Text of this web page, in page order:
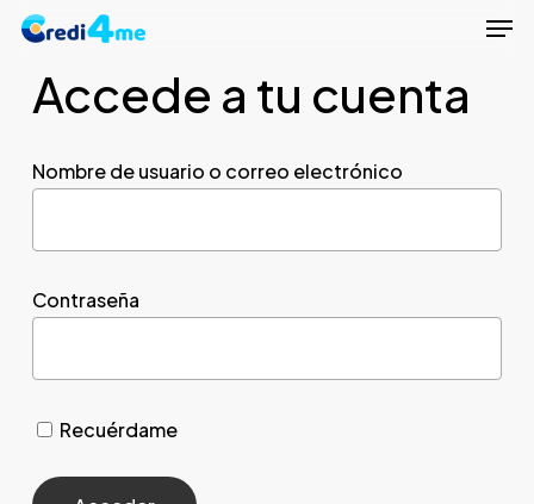
Skip
mainAccede a tu cuenta
Nombre de usuario o correo electrónico
Contraseña
Recuérdame